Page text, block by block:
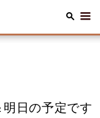
日の予定です